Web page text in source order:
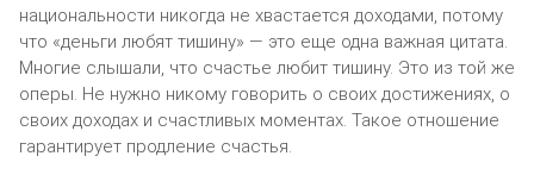
национальности никогда не хвастается доходами, потому
что «деньги любят тишину» — это еще одна важная цитата.
Многие слышали, что счастье любит тишину. Это из той же
оперы. Не нужно никому говорить о своих достижениях, о
своих доходах и счастливых моментах. Такое отношение
гарантирует продление счастья.